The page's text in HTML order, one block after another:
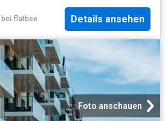
bei flatbee Details ansehen
Foto anschauen